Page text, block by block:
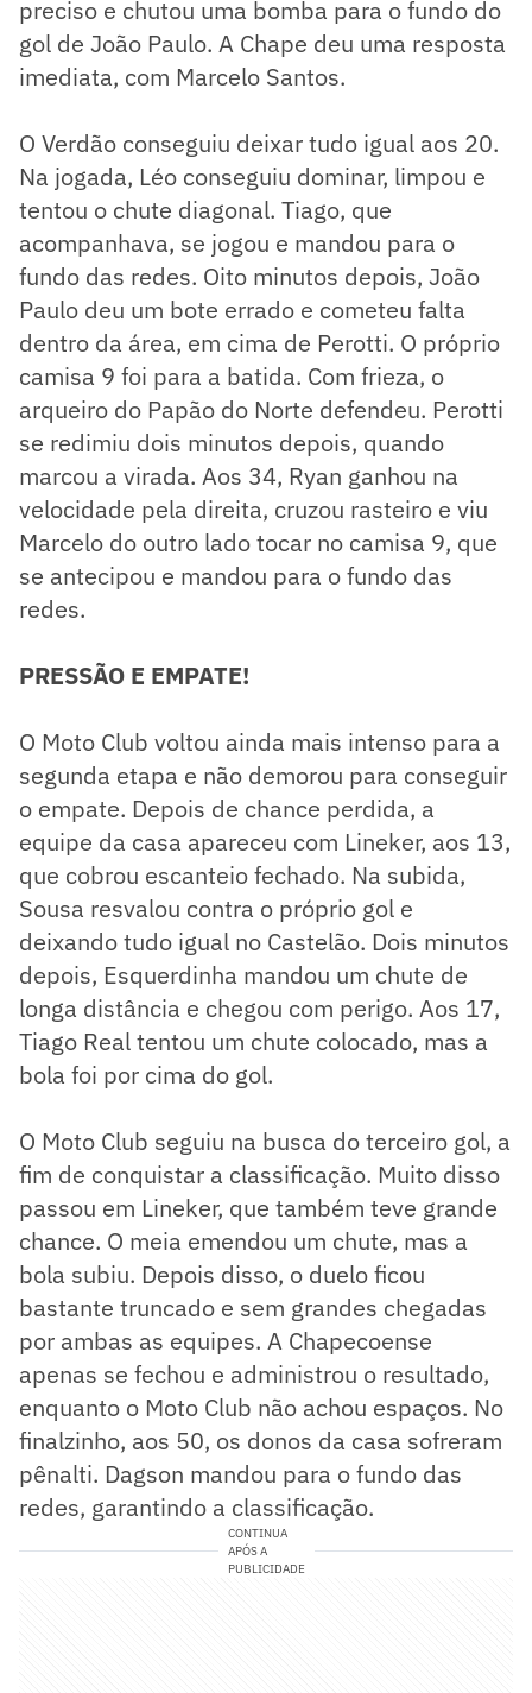
preciso e chutou uma bomba para o fundo do
gol de João Paulo. A Chape deu uma resposta
imediata, com Marcelo Santos.
O Verdão conseguiu deixar tudo igual aos 20.
Na jogada, Léo conseguiu dominar, limpou e
tentou o chute diagonal. Tiago, que
acompanhava, se jogou e mandou para o
fundo das redes. Oito minutos depois, João
Paulo deu um bote errado e cometeu falta
dentro da área, em cima de Perotti. O próprio
camisa 9 foi para a batida. Com frieza, o
arqueiro do Papão do Norte defendeu. Perotti
se redimiu dois minutos depois, quando
marcou a virada. Aos 34, Ryan ganhou na
velocidade pela direita, cruzou rasteiro e viu
Marcelo do outro lado tocar no camisa 9, que
se antecipou e mandou para o fundo das
redes.
PRESSÃO E EMPATE!
O Moto Club voltou ainda mais intenso para a
segunda etapa e não demorou para conseguir
o empate. Depois de chance perdida, a
equipe da casa apareceu com Lineker, aos 13,
que cobrou escanteio fechado. Na subida,
Sousa resvalou contra o próprio gol e
deixando tudo igual no Castelão. Dois minutos
depois, Esquerdinha mandou um chute de
longa distância e chegou com perigo. Aos 17,
Tiago Real tentou um chute colocado, mas a
bola foi por cima do gol.
O Moto Club seguiu na busca do terceiro gol, a
fim de conquistar a classificação. Muito disso
passou em Lineker, que também teve grande
chance. O meia emendou um chute, mas a
bola subiu. Depois disso, o duelo ficou
bastante truncado e sem grandes chegadas
por ambas as equipes. A Chapecoense
apenas se fechou e administrou o resultado,
enquanto o Moto Club não achou espaços. No
finalzinho, aos 50, os donos da casa sofreram
pênalti. Dagson mandou para o fundo das
redes, garantindo a classificação.
CONTINUA
APÓS A
PUBLICIDADE